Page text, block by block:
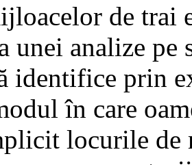
de trai
unei analize pe
identifice prin
în care
locurile de